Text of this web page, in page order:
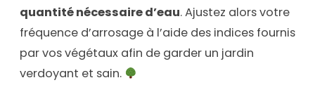
quantité nécessaire d’eau. Ajustez alors votre
fréquence d’arrosage à l’aide des indices fournis
par vos végétaux afin de garder un jardin
verdoyant et sain.